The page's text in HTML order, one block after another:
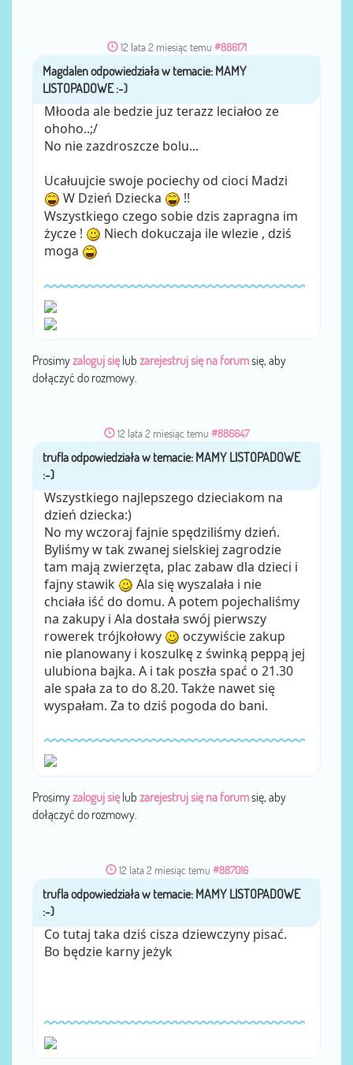
12 lata 2 miesiąc temu #886171
przezMagdalen
Młooda ale bedzie juz terazz leciałoo ze
ohoho..;/
No nie zazdroszcze bolu...
Ucałuujcie swoje pociechy od cioci Madzi
W Dzień Dziecka
!!
Wszystkiego czego sobie dzis zapragna im
życze !
Niech dokuczaja ile wlezie , dziś
moga
Prosimyzaloguj sięlub zarejestruj się na forumsię, aby
dołączyć do rozmowy.
12 lata 2 miesiąc temu #886647
przeztrufla
Wszystkiego najlepszego dzieciakom na
dzień dziecka:)
No my wczoraj fajnie spędziliśmy dzień.
Byliśmy w tak zwanej sielskiej zagrodzie
tam mają zwierzęta, plac zabaw dla dzieci i
fajny stawik
Ala się wyszalała i nie
chciała iść do domu. A potem pojechaliśmy
na zakupy i Ala dostała swój pierwszy
rowerek trójkołowy
oczywiście zakup
nie planowany i koszulkę z świnką peppą jej
ulubiona bajka. A i tak poszła spać o 21.30
ale spała za to do 8.20. Także nawet się
wyspałam. Za to dziś pogoda do bani.
Prosimyzaloguj sięlub zarejestruj się na forumsię, aby
dołączyć do rozmowy.
12 lata 2 miesiąc temu #887016
przeztrufla
Co tutaj taka dziś cisza dziewczyny pisać.
Bo będzie karny jeżyk